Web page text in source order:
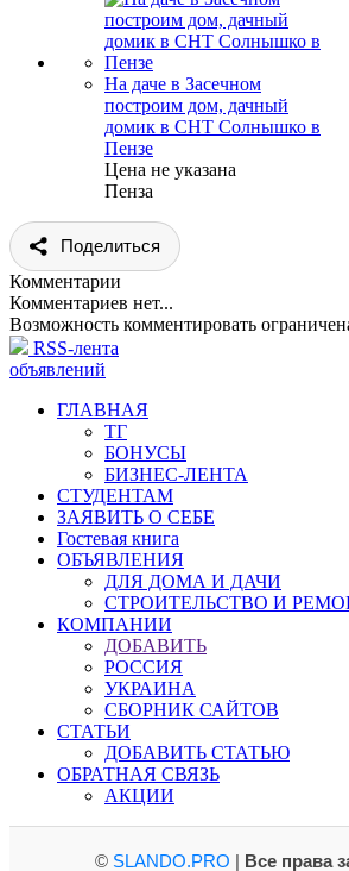
На даче в Засечном
построим дом, дачный
домик в СНТ Солнышко в
Пензе
Цена не указана
Пенза
Поделиться
Комментарии
Комментариев нет...
Возможность комментировать
RSS-лента
объявлений
ГЛАВНАЯ
ТГ
БОНУСЫ
БИЗНЕС-ЛЕНТА
СТУДЕНТАМ
ЗАЯВИТЬ О СЕБЕ
Гостевая книга
ОБЪЯВЛЕНИЯ
ДЛЯ ДОМА И ДАЧИ
СТРОИТЕЛЬСТВО И
КОМПАНИИ
ДОБАВИТЬ
РОССИЯ
УКРАИНА
СБОРНИК САЙТОВ
СТАТЬИ
ДОБАВИТЬ СТАТЬЮ
ОБРАТНАЯ СВЯЗЬ
АКЦИИ
© SLANDO.PRO | Все права